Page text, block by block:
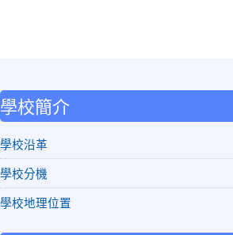
學校簡介
學校沿革
學校分機
學校地理位置